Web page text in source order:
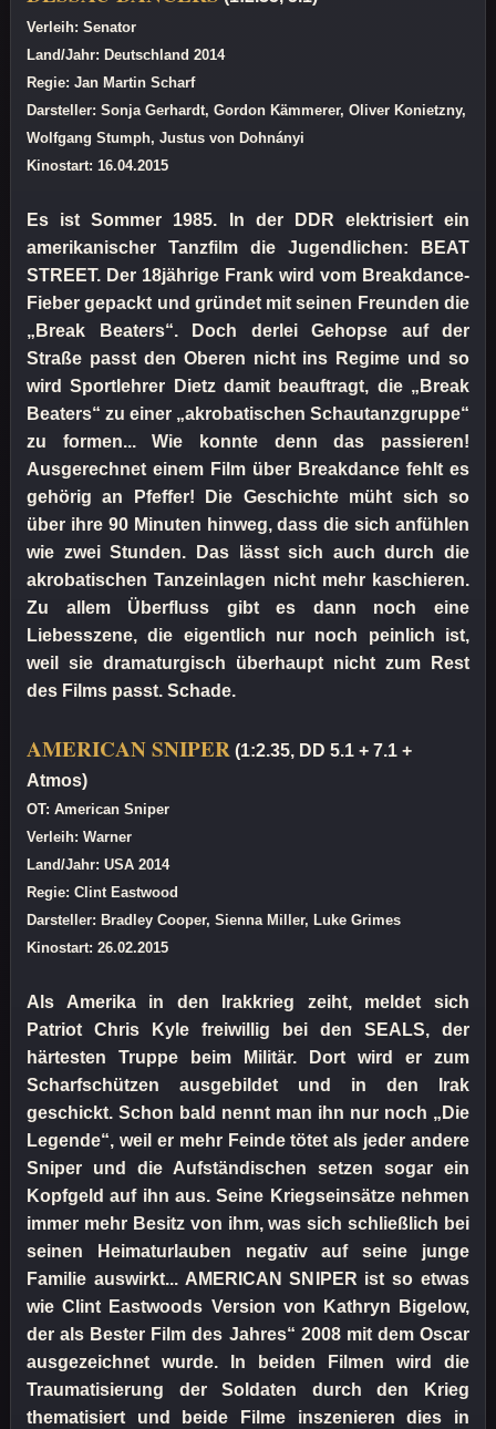
Verleih: Senator
Land/Jahr: Deutschland 2014
Regie: Jan Martin Scharf
Darsteller: Sonja Gerhardt, Gordon Kämmerer, Oliver Konietzny,
Wolfgang Stumph, Justus von Dohnányi
Kinostart: 16.04.2015
Es ist Sommer 1985. In der DDR elektrisiert ein
amerikanischer Tanzfilm die Jugendlichen: BEAT
STREET. Der 18jährige Frank wird vom Breakdance-
Fieber gepackt und gründet mit seinen Freunden die
„Break Beaters“. Doch derlei Gehopse auf der
Straße passt den Oberen nicht ins Regime und so
wird Sportlehrer Dietz damit beauftragt, die „Break
Beaters“ zu einer „akrobatischen Schautanzgruppe“
zu formen... Wie konnte denn das passieren!
Ausgerechnet einem Film über Breakdance fehlt es
gehörig an Pfeffer! Die Geschichte müht sich so
über ihre 90 Minuten hinweg, dass die sich anfühlen
wie zwei Stunden. Das lässt sich auch durch die
akrobatischen Tanzeinlagen nicht mehr kaschieren.
Zu allem Überfluss gibt es dann noch eine
Liebesszene, die eigentlich nur noch peinlich ist,
weil sie dramaturgisch überhaupt nicht zum Rest
des Films passt. Schade.
AMERICAN SNIPER (1:2.35, DD 5.1 + 7.1 +
Atmos)
OT: American Sniper
Verleih: Warner
Land/Jahr: USA 2014
Regie: Clint Eastwood
Darsteller: Bradley Cooper, Sienna Miller, Luke Grimes
Kinostart: 26.02.2015
Als Amerika in den Irakkrieg zeiht, meldet sich
Patriot Chris Kyle freiwillig bei den SEALS, der
härtesten Truppe beim Militär. Dort wird er zum
Scharfschützen ausgebildet und in den Irak
geschickt. Schon bald nennt man ihn nur noch „Die
Legende“, weil er mehr Feinde tötet als jeder andere
Sniper und die Aufständischen setzen sogar ein
Kopfgeld auf ihn aus. Seine Kriegseinsätze nehmen
immer mehr Besitz von ihm, was sich schließlich bei
seinen Heimaturlauben negativ auf seine junge
Familie auswirkt... AMERICAN SNIPER ist so etwas
wie Clint Eastwoods Version von Kathryn Bigelow,
der als Bester Film des Jahres“ 2008 mit dem Oscar
ausgezeichnet wurde. In beiden Filmen wird die
Traumatisierung der Soldaten durch den Krieg
thematisiert und beide Filme inszenieren dies in